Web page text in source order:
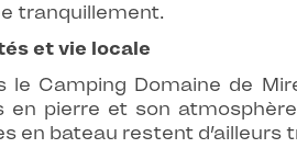
tranquillement.
et vie locale
le Camping Domaine de
en pierre et son
en bateau restent